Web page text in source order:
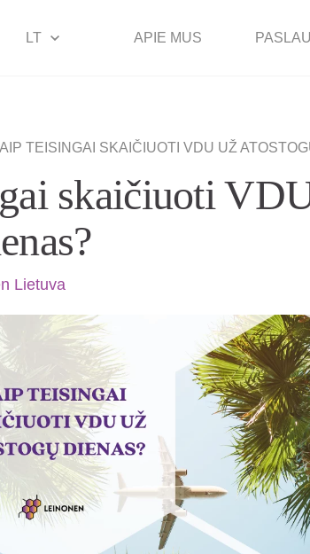
LT APIE MUS
TEISINGAI SKAIČIUOTI VDU UŽ
skaičiuoti
Lietuva